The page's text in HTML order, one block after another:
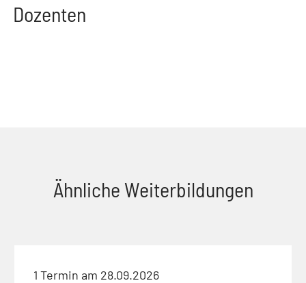
Dozenten
Ähnliche Weiterbildungen
1 Termin am 28.09.2026